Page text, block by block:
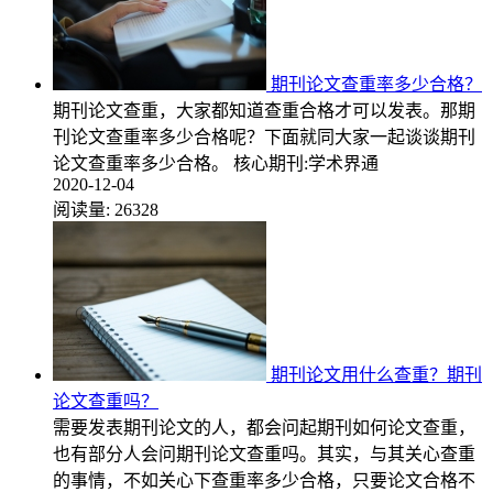
期刊论文查重率多少合格？
期刊论文查重，大家都知道查重合格才可以发表。那期
刊论文查重率多少合格呢？下面就同大家一起谈谈期刊
论文查重率多少合格。 核心期刊:学术界通
2020-12-04
阅读量: 26328
期刊论文用什么查重？期刊
论文查重吗？
需要发表期刊论文的人，都会问起期刊如何论文查重，
也有部分人会问期刊论文查重吗。其实，与其关心查重
的事情，不如关心下查重率多少合格，只要论文合格不